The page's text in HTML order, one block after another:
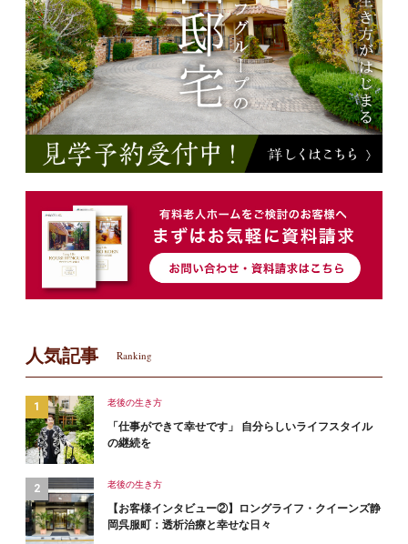
人気記事 Ranking
老後の生き方
「仕事ができて幸せです」 自分らしいライフスタイル
の継続を
老後の生き方
【お客様インタビュー②】ロングライフ・クイーンズ静
岡呉服町：透析治療と幸せな日々